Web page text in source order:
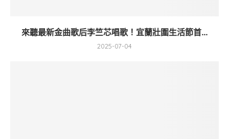
來聽最新金曲歌后李竺芯唱歌！宜蘭壯圍生活節首...
2025-07-04